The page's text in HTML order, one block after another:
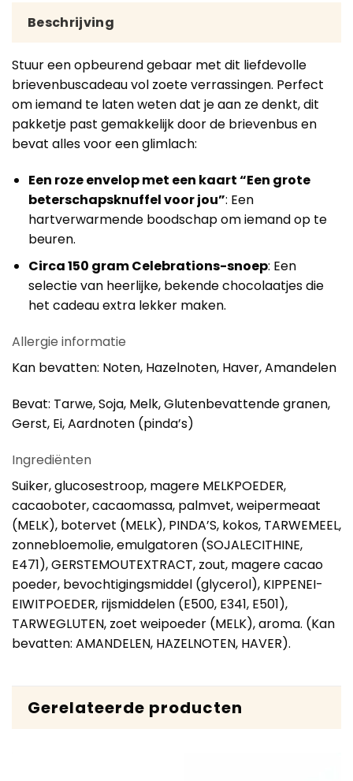
Beschrijving
Stuur een opbeurend gebaar met dit liefdevolle
brievenbuscadeau vol zoete verrassingen. Perfect
om iemand te laten weten dat je aan ze denkt, dit
pakketje past gemakkelijk door de brievenbus en
bevat alles voor een glimlach:
Een roze envelop met een kaart “Een grote
beterschapsknuffel voor jou”: Een
hartverwarmende boodschap om iemand op te
beuren.
Circa 150 gram Celebrations-snoep: Een
selectie van heerlijke, bekende chocolaatjes die
het cadeau extra lekker maken.
Allergie informatie
Kan bevatten: Noten, Hazelnoten, Haver, Amandelen
Bevat: Tarwe, Soja, Melk, Glutenbevattende granen,
Gerst, Ei, Aardnoten (pinda’s)
Ingrediënten
Suiker, glucosestroop, magere MELKPOEDER,
cacaoboter, cacaomassa, palmvet, weipermeaat
(MELK), botervet (MELK), PINDA’S, kokos, TARWEMEEL,
zonnebloemolie, emulgatoren (SOJALECITHINE,
E471), GERSTEMOUTEXTRACT, zout, magere cacao
poeder, bevochtigingsmiddel (glycerol), KIPPENEI-
EIWITPOEDER, rijsmiddelen (E500, E341, E501),
TARWEGLUTEN, zoet weipoeder (MELK), aroma. (Kan
bevatten: AMANDELEN, HAZELNOTEN, HAVER).
Gerelateerde producten